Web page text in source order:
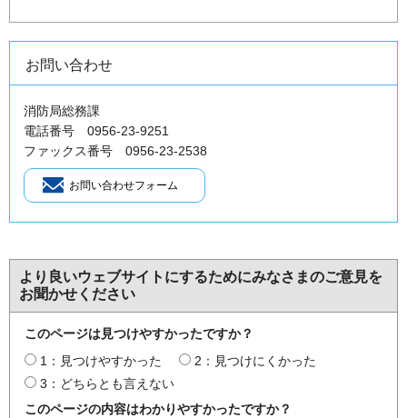
お問い合わせ
消防局総務課
電話番号 0956-23-9251
ファックス番号 0956-23-2538
より良いウェブサイトにするためにみなさまのご意見を
お聞かせください
このページは見つけやすかったですか？
1：見つけやすかった
2：見つけにくかった
3：どちらとも言えない
このページの内容はわかりやすかったですか？